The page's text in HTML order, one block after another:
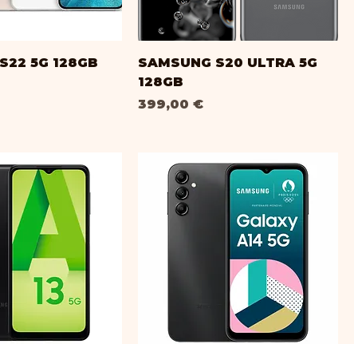
5G 128GB
SAMSUNG S20 ULTRA 5G
128GB
Prix
399,00 €